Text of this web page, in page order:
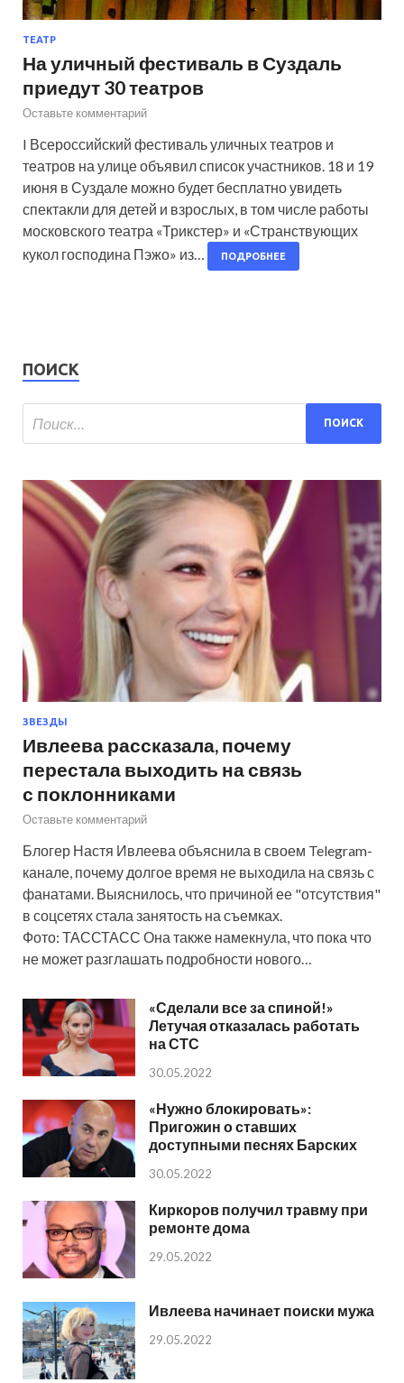
ТЕАТР
На уличный фестиваль в Суздаль
приедут 30 театров
Оставьте комментарий
I Всероссийский фестиваль уличных театров и
театров на улице объявил список участников. 18 и 19
июня в Суздале можно будет бесплатно увидеть
спектакли для детей и взрослых, в том числе работы
московского театра «Трикстер» и «Странствующих
кукол господина Пэжо» из…
ПОДРОБНЕЕ
ПОИСК
ЗВЕЗДЫ
Ивлеева рассказала, почему
перестала выходить на связь
с поклонниками
Оставьте комментарий
Блогер Настя Ивлеева объяснила в своем Telegram-
канале, почему долгое время не выходила на связь с
фанатами. Выяснилось, что причиной ее "отсутствия"
в соцсетях стала занятость на съемках.
Фото: ТАССТАСС Она также намекнула, что пока что
не может разглашать подробности нового…
«Сделали все за спиной!»
Летучая отказалась работать
на СТС
30.05.2022
«Нужно блокировать»:
Пригожин о ставших
доступными песнях Барских
30.05.2022
Киркоров получил травму при
ремонте дома
29.05.2022
Ивлеева начинает поиски мужа
29.05.2022